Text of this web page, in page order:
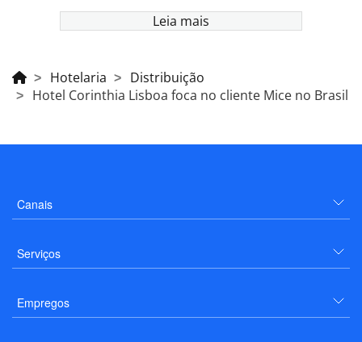
Leia mais
Hotelaria
Distribuição
Hotel Corinthia Lisboa foca no cliente Mice no Brasil
Canais
Serviços
Empregos